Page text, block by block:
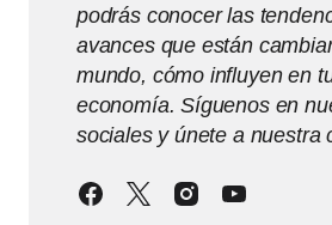
podrás conocer las
avances que están
mundo, cómo influyen en
economía. Síguenos en
sociales y únete a nuestra